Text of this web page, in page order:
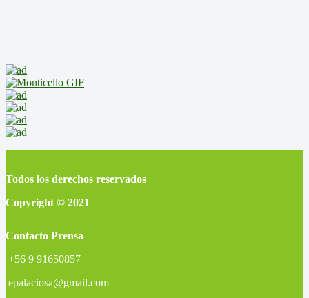
Todos los derechos reservados
Copyright © 2021
Contacto Prensa
+56 9 91650857
epalaciosa@gmail.com